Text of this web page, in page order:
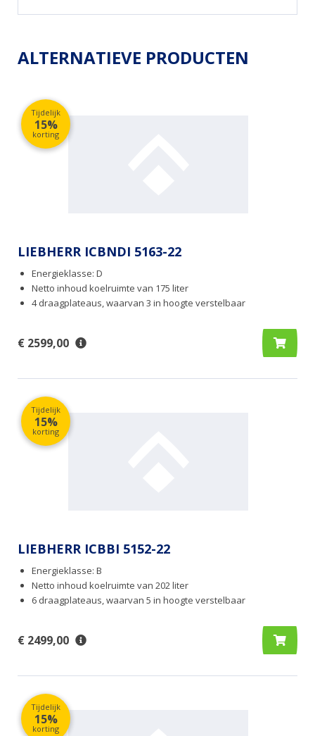
ALTERNATIEVE PRODUCTEN
Tijdelijk
15%
korting
LIEBHERR ICBNDI 5163-22
Energieklasse: D
Netto inhoud koelruimte van 175 liter
4 draagplateaus, waarvan 3 in hoogte verstelbaar
€ 2599,00
Tijdelijk
15%
korting
LIEBHERR ICBBI 5152-22
Energieklasse: B
Netto inhoud koelruimte van 202 liter
6 draagplateaus, waarvan 5 in hoogte verstelbaar
€ 2499,00
Tijdelijk
15%
korting